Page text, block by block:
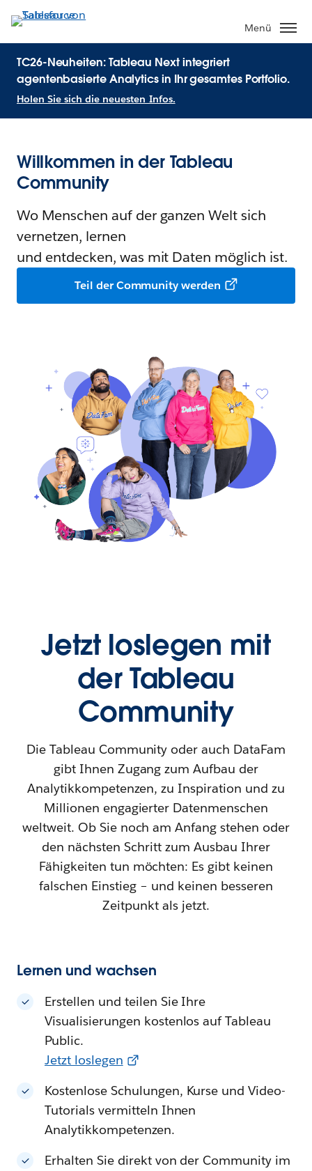
Menü
TC26-Neuheiten: Tableau Next integriert
agentenbasierte Analytics in Ihr gesamtes Portfolio.
Holen Sie sich die neuesten Infos.
Willkommen in der Tableau
Community
Wo Menschen auf der ganzen Welt sich
vernetzen, lernen
und entdecken, was mit Daten möglich ist.
Teil der Community werden
Jetzt loslegen mit
der Tableau
Community
Die Tableau Community oder auch DataFam
gibt Ihnen Zugang zum Aufbau der
Analytikkompetenzen, zu Inspiration und zu
Millionen engagierter Datenmenschen
weltweit. Ob Sie noch am Anfang stehen oder
den nächsten Schritt zum Ausbau Ihrer
Fähigkeiten tun möchten: Es gibt keinen
falschen Einstieg – und keinen besseren
Zeitpunkt als jetzt.
Lernen und wachsen
Erstellen und teilen Sie Ihre
Visualisierungen kostenlos auf Tableau
Public.
Jetzt loslegen
Kostenlose Schulungen, Kurse und Video-
Tutorials vermitteln Ihnen
Analytikkompetenzen.
Erhalten Sie direkt von der Community im